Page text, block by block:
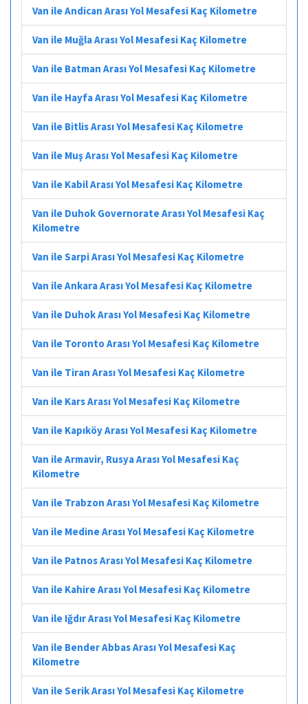
Van ile Andican Arası Yol Mesafesi Kaç Kilometre
Van ile Muğla Arası Yol Mesafesi Kaç Kilometre
Van ile Batman Arası Yol Mesafesi Kaç Kilometre
Van ile Hayfa Arası Yol Mesafesi Kaç Kilometre
Van ile Bitlis Arası Yol Mesafesi Kaç Kilometre
Van ile Muş Arası Yol Mesafesi Kaç Kilometre
Van ile Kabil Arası Yol Mesafesi Kaç Kilometre
Van ile Duhok Governorate Arası Yol Mesafesi Kaç
Kilometre
Van ile Sarpi Arası Yol Mesafesi Kaç Kilometre
Van ile Ankara Arası Yol Mesafesi Kaç Kilometre
Van ile Duhok Arası Yol Mesafesi Kaç Kilometre
Van ile Toronto Arası Yol Mesafesi Kaç Kilometre
Van ile Tiran Arası Yol Mesafesi Kaç Kilometre
Van ile Kars Arası Yol Mesafesi Kaç Kilometre
Van ile Kapıköy Arası Yol Mesafesi Kaç Kilometre
Van ile Armavir, Rusya Arası Yol Mesafesi Kaç
Kilometre
Van ile Trabzon Arası Yol Mesafesi Kaç Kilometre
Van ile Medine Arası Yol Mesafesi Kaç Kilometre
Van ile Patnos Arası Yol Mesafesi Kaç Kilometre
Van ile Kahire Arası Yol Mesafesi Kaç Kilometre
Van ile Iğdır Arası Yol Mesafesi Kaç Kilometre
Van ile Bender Abbas Arası Yol Mesafesi Kaç
Kilometre
Van ile Serik Arası Yol Mesafesi Kaç Kilometre